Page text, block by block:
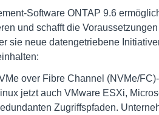
Software ONTAP 9.6
und schafft die
sie neue datengetriebene
over Fibre Channel (NVMe/